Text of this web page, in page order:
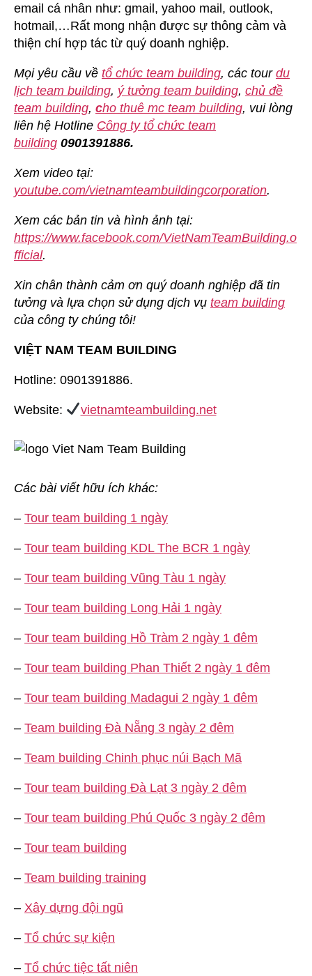
email cá nhân như: gmail, yahoo mail, outlook,
hotmail,…Rất mong nhận được sự thông cảm và
thiện chí hợp tác từ quý doanh nghiệp.
Mọi yêu cầu về tổ chức team building, các tour du
lịch team building, ý tưởng team building, chủ đề
team building, cho thuê mc team building, vui lòng
liên hệ Hotline Công ty tổ chức team
building 0901391886.
Xem video tại:
youtube.com/vietnamteambuildingcorporation.
Xem các bản tin và hình ảnh tại:
https://www.facebook.com/VietNamTeamBuilding.o
fficial.
Xin chân thành cảm ơn quý doanh nghiệp đã tin
tưởng và lựa chọn sử dụng dịch vụ team building
của công ty chúng tôi!
VIỆT NAM TEAM BUILDING
Hotline: 0901391886.
Website: vietnamteambuilding.net
Các bài viết hữu ích khác:
– Tour team building 1 ngày
– Tour team building KDL The BCR 1 ngày
– Tour team building Vũng Tàu 1 ngày
– Tour team building Long Hải 1 ngày
– Tour team building Hồ Tràm 2 ngày 1 đêm
– Tour team building Phan Thiết 2 ngày 1 đêm
– Tour team building Madagui 2 ngày 1 đêm
– Team building Đà Nẵng 3 ngày 2 đêm
– Team building Chinh phục núi Bạch Mã
– Tour team building Đà Lạt 3 ngày 2 đêm
– Tour team building Phú Quốc 3 ngày 2 đêm
– Tour team building
– Team building training
– Xây dựng đội ngũ
– Tổ chức sự kiện
– Tổ chức tiệc tất niên